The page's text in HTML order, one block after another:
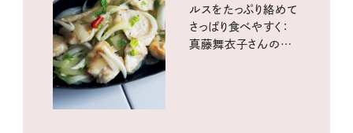
ルスをたっぷり絡めて
さっぱり食べやすく：
真藤舞衣子さんの発